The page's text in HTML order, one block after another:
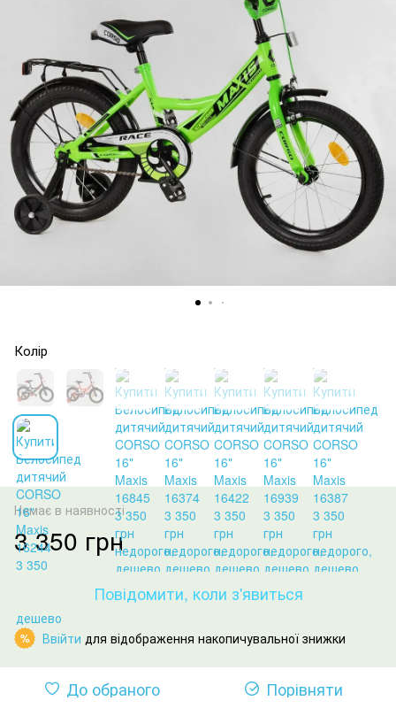
Колір
Немає в наявності
3 350 грн
Повідомити, коли з'явиться
% Ввійти для відображення накопичувальної знижки
До обраного Порівняти